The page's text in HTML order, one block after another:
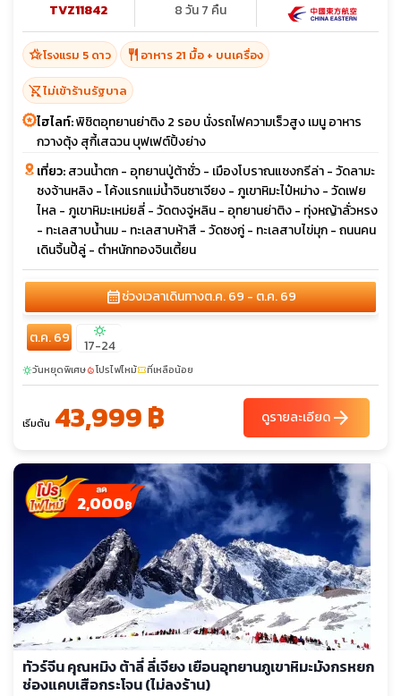
TVZ11842
8 วัน 7 คืน
hotel_classโรงแรม 5 ดาว restaurant อาหาร 21 มื้อ + บนเครื่อง
shopping_cart_offไม่เข้าร้านรัฐบาล
ไฮไลท์:พิชิตอุทยานย่าติง 2 รอบ นั่งรถไฟความเร็วสูง เมนู อาหาร
กวางตุ้ง สุกี้เสฉวน บุฟเฟต์ปิ้งย่าง
เที่ยว:สวนน้ำตก - อุทยานปู่ต้าชั่ว - เมืองโบราณแชงกรีล่า - วัดลามะ
ซงจ้านหลิง - โค้งแรกแม่น้ำจินซาเจียง - ภูเขาหิมะไป๋หม่าง - วัดเฟย
ไหล - ภูเขาหิมะเหม่ยลี่ - วัดตงจู่หลิน - อุทยานย่าติง - ทุ่งหญ้าลั่วหรง
- ทะเลสาบน้ำนม - ทะเลสาบห้าสี - วัดซงกู่ - ทะเลสาบไข่มุก - ถนนคน
เดินจิ้นปี้ลู่ - ตำหนักทองจินเตี้ยน
calendar_monthช่วงเวลาเดินทางต.ค. 69 - ต.ค. 69
ต.ค. 69 sunny
17-24
sunnyวันหยุดพิเศษlocal_fire_departmentโปรไฟไหม้confirmation_numberที่เหลือน้อย
เริ่มต้น 43,999 ฿ ดูรายละเอียดarrow_forward
2,000฿
ทัวร์จีน คุณหมิง ต้าลี่ ลี่เจียง เยือนอุทยานภูเขาหิมะมังกรหยก
ช่องแคบเสือกระโจน (ไม่ลงร้าน)